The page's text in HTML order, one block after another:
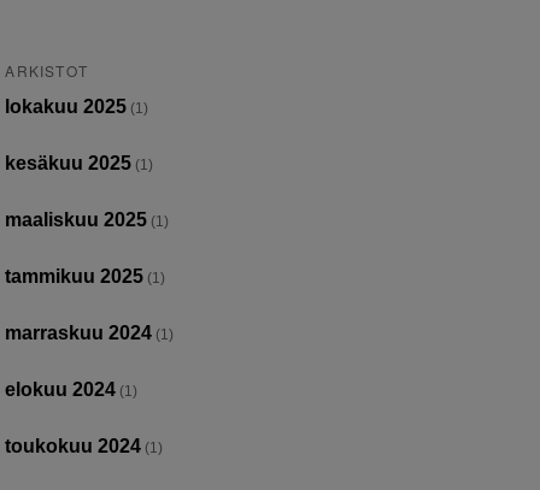
ARKISTOT
lokakuu 2025 (1)
kesäkuu 2025 (1)
maaliskuu 2025 (1)
tammikuu 2025 (1)
marraskuu 2024 (1)
elokuu 2024 (1)
toukokuu 2024 (1)